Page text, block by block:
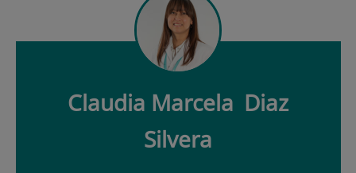
Claudia Marcela Diaz
Silvera